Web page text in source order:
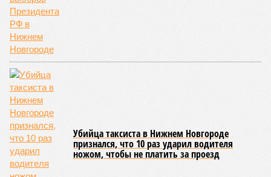
Убийца таксиста в Нижнем Новгороде
признался, что 10 раз ударил водителя
ножом, чтобы не платить за проезд